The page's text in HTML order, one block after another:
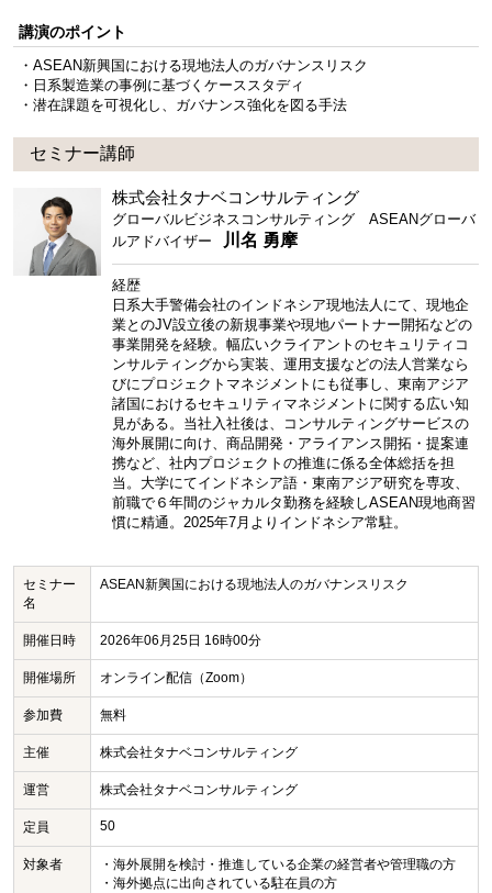
講演のポイント
・ASEAN新興国における現地法人のガバナンスリスク
・日系製造業の事例に基づくケーススタディ
・潜在課題を可視化し、ガバナンス強化を図る手法
セミナー講師
株式会社タナベコンサルティング
グローバルビジネスコンサルティング ASEANグローバ
ルアドバイザー
川名 勇摩
経歴
日系大手警備会社のインドネシア現地法人にて、現地企
業とのJV設立後の新規事業や現地パートナー開拓などの
事業開発を経験。幅広いクライアントのセキュリティコ
ンサルティングから実装、運用支援などの法人営業なら
びにプロジェクトマネジメントにも従事し、東南アジア
諸国におけるセキュリティマネジメントに関する広い知
見がある。当社入社後は、コンサルティングサービスの
海外展開に向け、商品開発・アライアンス開拓・提案連
携など、社内プロジェクトの推進に係る全体総括を担
当。大学にてインドネシア語・東南アジア研究を専攻、
前職で６年間のジャカルタ勤務を経験しASEAN現地商習
慣に精通。2025年7月よりインドネシア常駐。
セミナー
名
ASEAN新興国における現地法人のガバナンスリスク
開催日時 2026年06月25日 16時00分
開催場所 オンライン配信（Zoom）
参加費 無料
主催 株式会社タナベコンサルティング
運営 株式会社タナベコンサルティング
定員 50
対象者
・海外展開を検討・推進している企業の経営者や管理職の方
・海外拠点に出向されている駐在員の方